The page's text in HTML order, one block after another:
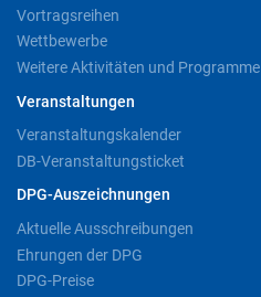
Vortragsreihen
Wettbewerbe
Weitere Aktivitäten und Programme
Veranstaltungen
Veranstaltungskalender
DB-Veranstaltungsticket
DPG-Auszeichnungen
Aktuelle Ausschreibungen
Ehrungen der DPG
DPG-Preise